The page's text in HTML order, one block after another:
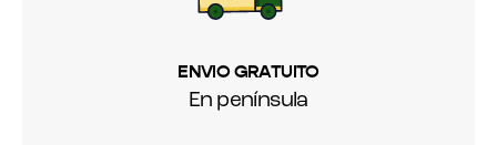
ENVIO GRATUITO
En península